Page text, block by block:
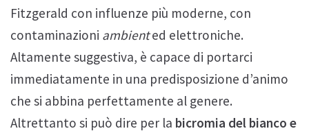
Fitzgerald con influenze più moderne, con
contaminazioni ambiented elettroniche.
Altamente suggestiva, è capace di portarci
immediatamente in una predisposizione d’animo
che si abbina perfettamente al genere.
Altrettanto si può dire per la bicromia del bianco e